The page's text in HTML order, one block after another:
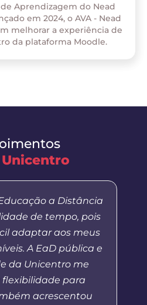
Aprendizagem do Nead
em 2024, o AVA - Nead
melhorar a experiência de
da plataforma Moodle.
Unicentro
a Distância
de tempo, pois
adaptar aos meus
A EaD pública e
da Unicentro me
flexibilidade para
acrescentou